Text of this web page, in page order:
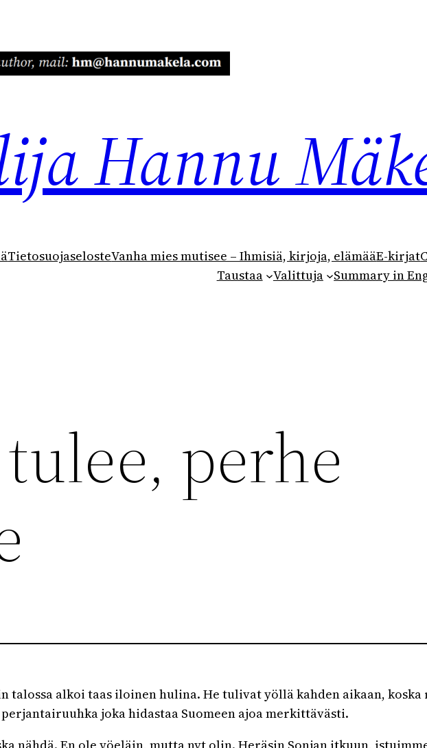
Hannu
TietosuojaselosteVanha mies mutisee – Ihmisiä, kirjoja, elämääE-kirjat
Taustaa
Valittuja Summary in
perhe
talossa alkoi taas iloinen hulina. He tulivat yöllä kahden aikaan,
joka hidastaa Suomeen ajoa merkittävästi.